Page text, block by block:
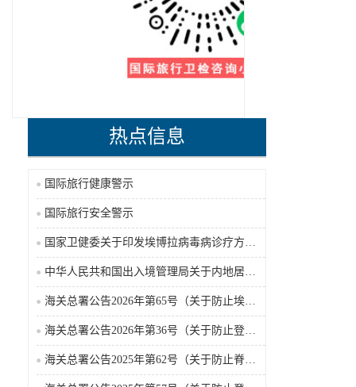
热点信息
国际旅行健康警示
国际旅行安全警示
国家卫健委关于印发埃博拉病毒病诊疗方案（2026年版）的通知
中华人民共和国出入境管理局关于内地居民前往港澳地区定居审批条件的公告（2026-06-30）
海关总署公告2026年第65号（关于防止埃博拉病毒病疫情传入我国的公告）（2026-05-18）
海关总署公告2026年第36号（关于防止登革热疫情传入我国的公告）
海关总署公告2025年第62号（关于防止脊髓灰质炎疫情传入我国的公告）